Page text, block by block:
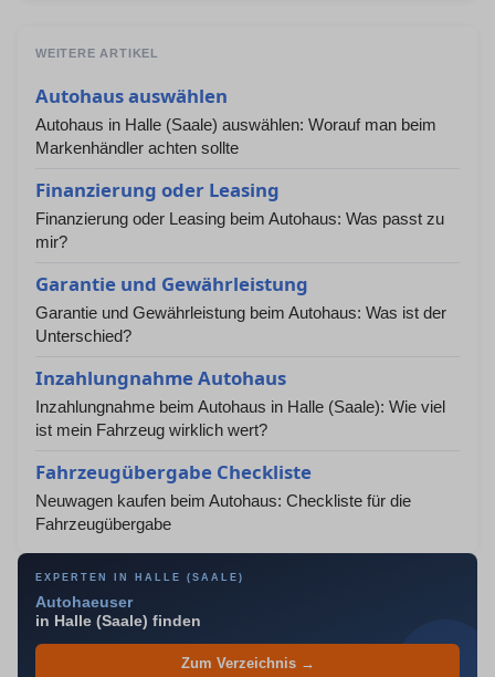
WEITERE ARTIKEL
Autohaus auswählen
Autohaus in Halle (Saale) auswählen: Worauf man beim
Markenhändler achten sollte
Finanzierung oder Leasing
Finanzierung oder Leasing beim Autohaus: Was passt zu
mir?
Garantie und Gewährleistung
Garantie und Gewährleistung beim Autohaus: Was ist der
Unterschied?
Inzahlungnahme Autohaus
Inzahlungnahme beim Autohaus in Halle (Saale): Wie viel
ist mein Fahrzeug wirklich wert?
Fahrzeugübergabe Checkliste
Neuwagen kaufen beim Autohaus: Checkliste für die
Fahrzeugübergabe
EXPERTEN IN HALLE (SAALE)
Autohaeuser
in Halle (Saale) finden
Zum Verzeichnis →